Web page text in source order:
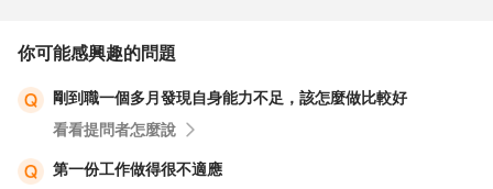
你可能感興趣的問題
剛到職一個多月發現自身能力不足，該怎麼做比較好
看看提問者怎麼說
第一份工作做得很不適應